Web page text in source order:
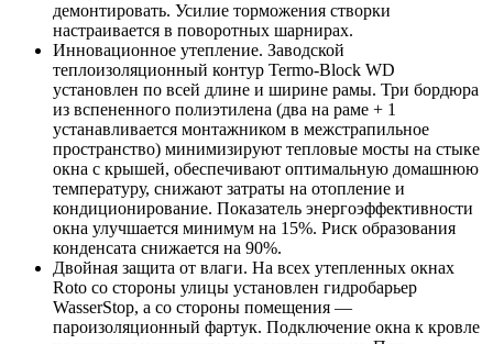
демонтировать. Усилие торможения створки
настраивается в поворотных шарнирах.
Инновационное утепление. Заводской
теплоизоляционный контур Termo-Block WD
установлен по всей длине и ширине рамы. Три бордюра
из вспененного полиэтилена (два на раме + 1
устанавливается монтажником в межстрапильное
пространство) минимизируют тепловые мосты на стыке
окна с крышей, обеспечивают оптимальную домашнюю
температуру, снижают затраты на отопление и
кондиционирование. Показатель энергоэффективности
окна улучшается минимум на 15%. Риск образования
конденсата снижается на 90%.
Двойная защита от влаги. На всех утепленных окнах
Roto со стороны улицы установлен гидробарьер
WasserStop, а со стороны помещения —
пароизоляционный фартук. Подключение окна к кровле